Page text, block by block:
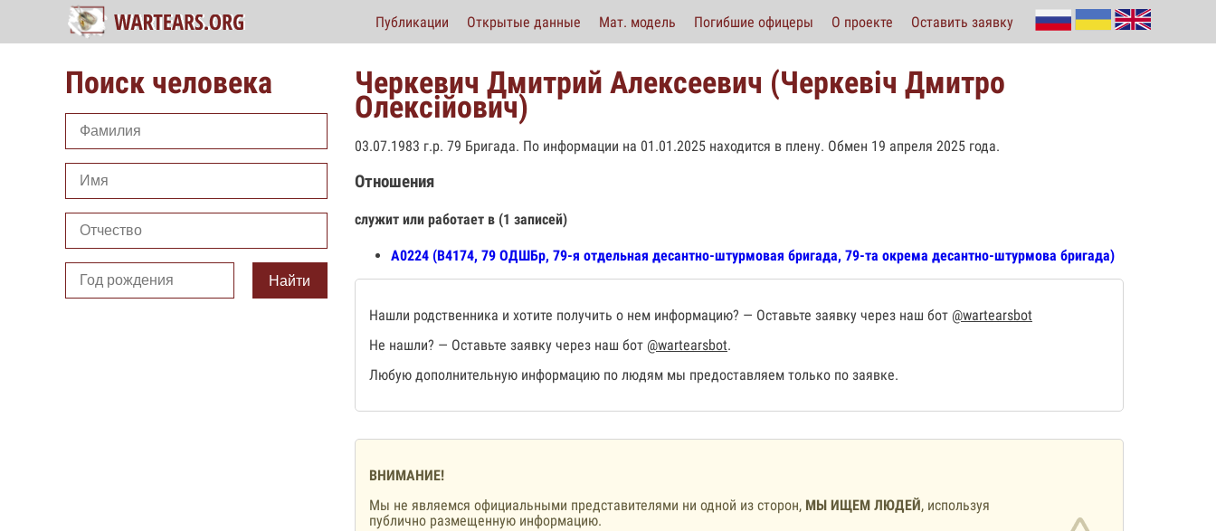
Публикации Открытые данные Мат. модель Погибшие офицеры О проекте Оставить заявку
Поиск человека
Найти
Черкевич Дмитрий Алексеевич (Черкевіч Дмитро
Олексійович)
03.07.1983 г.р. 79 Бригада. По информации на 01.01.2025 находится в плену. Обмен 19 апреля 2025 года.
Отношения
служит или работает в (1 записей)
А0224 (В4174, 79 ОДШБр, 79-я отдельная десантно-штурмовая бригада, 79-та окрема десантно-штурмова бригада)
Нашли родственника и хотите получить о нем информацию? — Оставьте заявку через наш бот @wartearsbot
Не нашли? — Оставьте заявку через наш бот @wartearsbot.
Любую дополнительную информацию по людям мы предоставляем только по заявке.
ВНИМАНИЕ!
Мы не являемся официальными представителями ни одной из сторон, МЫ ИЩЕМ ЛЮДЕЙ, используя
публично размещенную информацию.